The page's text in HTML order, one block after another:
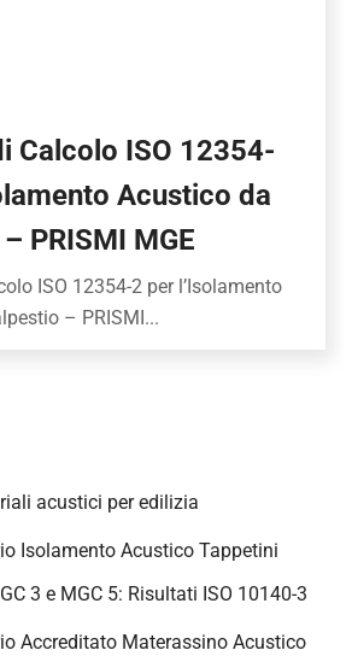
Calcolo ISO 12354-
Acustico da
PRISMI MGE
ISO 12354-2 per l’Isolamento
– PRISMI...
acustici per edilizia
Isolamento Acustico Tappetini
3 e MGC 5: Risultati ISO 10140-3
Accreditato Materassino Acustico